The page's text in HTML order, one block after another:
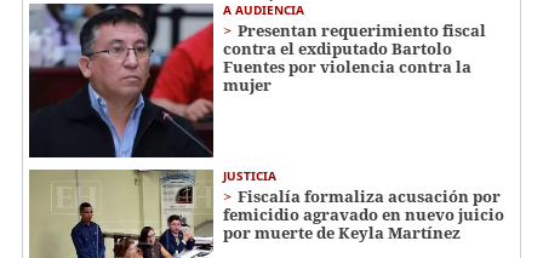
A AUDIENCIA
Presentan requerimiento fiscal
contra el exdiputado Bartolo
Fuentes por violencia contra la
mujer
JUSTICIA
Fiscalía formaliza acusación por
femicidio agravado en nuevo juicio
por muerte de Keyla Martínez